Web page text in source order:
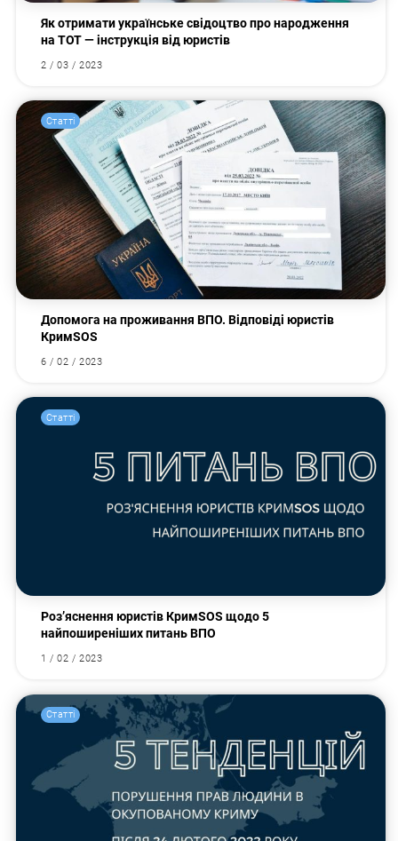
Як отримати українське свідоцтво про народження
на ТОТ — інструкція від юристів
2 / 03 / 2023
Статті
Допомога на проживання ВПО. Відповіді юристів
КримSOS
6 / 02 / 2023
Статті
Роз’яснення юристів КримSOS щодо 5
найпоширеніших питань ВПО
1 / 02 / 2023
Статті